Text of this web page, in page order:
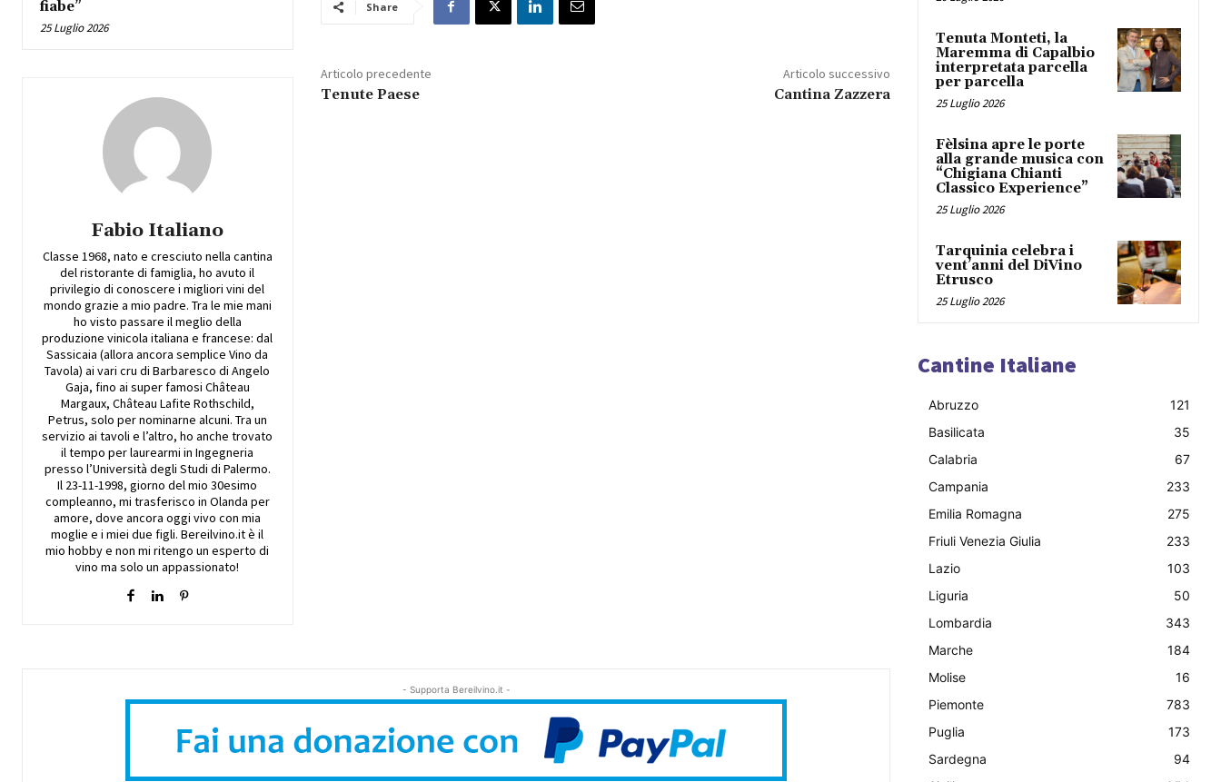
fiabe”
25 Luglio 2026
Fabio Italiano
Classe 1968, nato e cresciuto nella cantina
del ristorante di famiglia, ho avuto il
privilegio di conoscere i migliori vini del
mondo grazie a mio padre. Tra le mie mani
ho visto passare il meglio della
produzione vinicola italiana e francese: dal
Sassicaia (allora ancora semplice Vino da
Tavola) ai vari cru di Barbaresco di Angelo
Gaja, fino ai super famosi Château
Margaux, Château Lafite Rothschild,
Petrus, solo per nominarne alcuni. Tra un
servizio ai tavoli e l’altro, ho anche trovato
il tempo per laurearmi in Ingegneria
presso l’Università degli Studi di Palermo.
Il 23-11-1998, giorno del mio 30esimo
compleanno, mi trasferisco in Olanda per
amore, dove ancora oggi vivo con mia
moglie e i miei due figli. Bereilvino.it è il
mio hobby e non mi ritengo un esperto di
vino ma solo un appassionato!
Share
Articolo precedente
Tenute Paese
Articolo successivo
Cantina Zazzera
- Supporta Bereilvino.it -
Tenuta Monteti, la
Maremma di Capalbio
interpretata parcella
per parcella
25 Luglio 2026
Fèlsina apre le porte
alla grande musica con
“Chigiana Chianti
Classico Experience”
25 Luglio 2026
Tarquinia celebra i
vent’anni del DiVino
Etrusco
25 Luglio 2026
Cantine Italiane
Abruzzo
121
Basilicata
35
Calabria
67
Campania
233
Emilia Romagna
275
Friuli Venezia Giulia
233
Lazio
103
Liguria
50
Lombardia
343
Marche
184
Molise
16
Piemonte
783
Puglia
173
Sardegna
94